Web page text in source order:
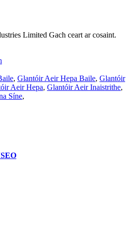
Limited Gach ceart ar cosaint.
, Glantóir Aeir Hepa Baile, Glantóir
Aeir Hepa, Glantóir Aeir Inaistrithe,
Síne,